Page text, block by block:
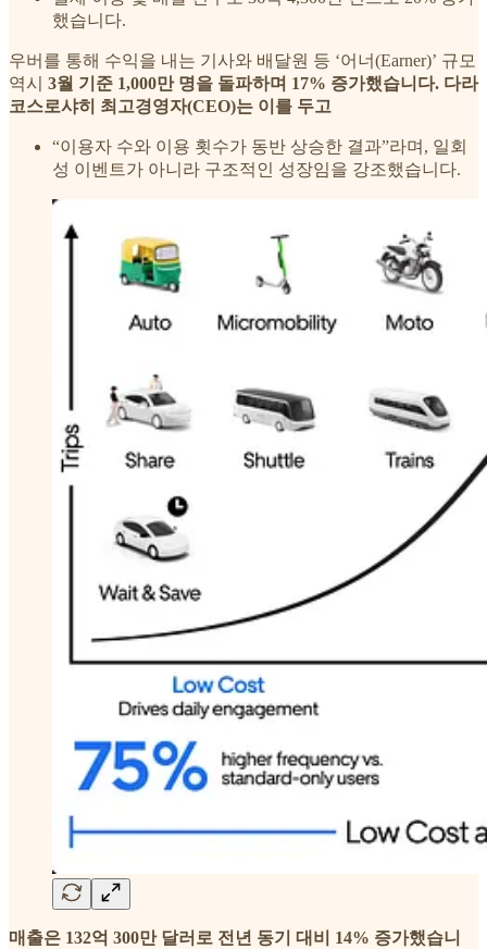
했습니다.
우버를 통해 수익을 내는 기사와 배달원 등 ‘어너(Earner)’ 규모
역시 3월 기준 1,000만 명을 돌파하며 17% 증가했습니다. 다라
코스로샤히 최고경영자(CEO)는 이를 두고
“이용자 수와 이용 횟수가 동반 상승한 결과”라며, 일회
성 이벤트가 아니라 구조적인 성장임을 강조했습니다.
매출은 132억 300만 달러로 전년 동기 대비 14% 증가했습니